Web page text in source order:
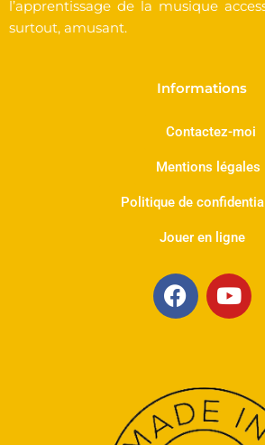
l’apprentissage de la musique
surtout, amusant.
Informations
Contactez-moi
Mentions légales
Politique de
Jouer en ligne
F
a
o
o
Y
o
b
e